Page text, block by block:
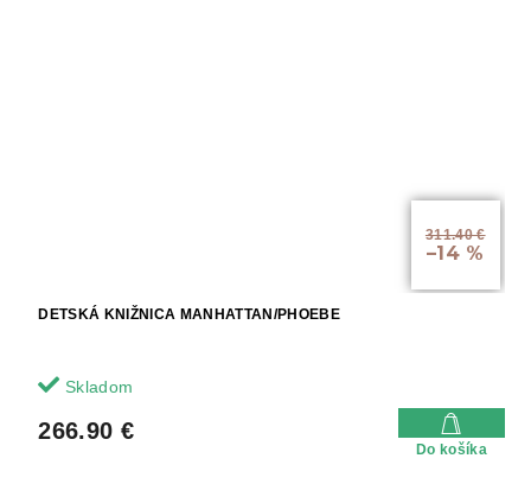
311.40 €
–14 %
DETSKÁ KNIŽNICA MANHATTAN/PHOEBE
Skladom
266.90 €
Do košíka